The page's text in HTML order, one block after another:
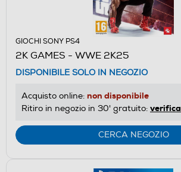
GIOCHI SONY PS4
2K GAMES - WWE 2K25
DISPONIBILE SOLO IN NEGOZIO
Acquisto online: non disponibile
Ritiro in negozio in 30' gratuito: verifica
CERCA NEGOZIO